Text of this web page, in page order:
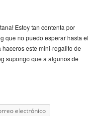
Estoy tan contenta por
que no puedo esperar hasta el
este mini-regalito de
supongo que a algunos de
electrónico